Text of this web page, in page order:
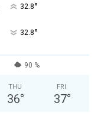
32.8°
32.8°
90 %
THU
36°
FRI
37°